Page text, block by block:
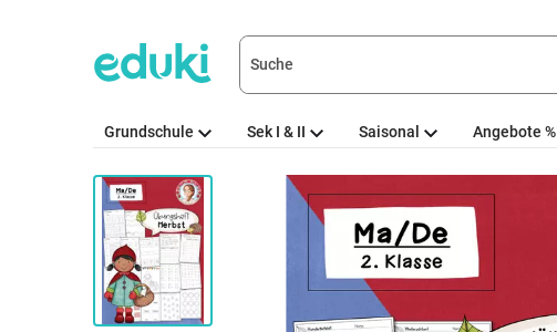
Grundschule Sek I & II Saisonal Angebote %